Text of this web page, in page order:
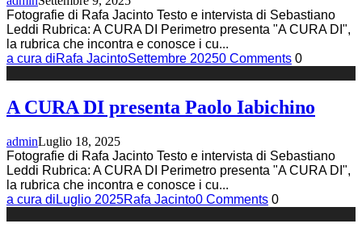
Fotografie di Rafa Jacinto Testo e intervista di Sebastiano
Leddi Rubrica: A CURA DI Perimetro presenta "A CURA DI",
la rubrica che incontra e conosce i cu...
a cura diRafa JacintoSettembre 20250 Comments 0
A CURA DI presenta Paolo Iabichino
adminLuglio 18, 2025
Fotografie di Rafa Jacinto Testo e intervista di Sebastiano
Leddi Rubrica: A CURA DI Perimetro presenta "A CURA DI",
la rubrica che incontra e conosce i cu...
a cura di Luglio 2025Rafa Jacinto0 Comments 0